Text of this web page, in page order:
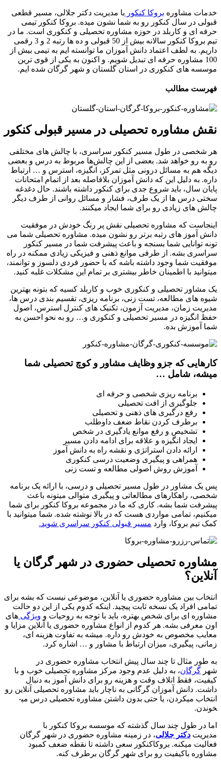
خدمات مشاوره بروکا کنکور با مدیریت دکتر جلالی، مسیر قطعی
قبولی در سال کنکور رو به شما نشون میده. بروکا کنکور تیمی
حرفه ای و کاربلد در حوزه مشاوره تحصیلی و کنکوری است. ما در
تیم بروکا کنکور سالانه بیش از 50 قبولی و ده ها رتبه 2 و 3 رقمی
داریم. به لطف اعتماد دانش آموزان ما توانسته ایم به تیمی بیش از
100 مشاوره حرفه ای تبدیل شویم. و اکنون به یکی از قوی ترین
موسسه های کنکوری در استان گلستان و شهر گرگان شده ایم.
فهرست مطالب
نقش مشاوره تحصیلی در مسیر قبولی کنکور
هر شخصی در طول مسیر کنکور سراسری، با چالش های مختلفی
رو به رو خواهد شد. بعضی از این چالش‌ها مربوط به درس و بعضی
دیگه هم به مسائل درونی مثل تمرکز، انگیزه، استرس و … ارتباط
داره. به دلیل این که دانش آموزان بلافاصله بعد از اتمام امتحانات
پایان سال، باید شروع جدی برای کنکور داشته باشند. حال دغدغه
سختی درس ها از یک طرف، فشار و مسائل روانی از طرف دیگر
چالش های زیادی رو برای شما ایجاد میکنند.
اینجاست که مشاوره تحصیلی نقش پر رنگ خودش در موفقیت
دانش آموز های رتبه برتر رو نشون میده. مشاوره تحصیلی شما می
تونه توانایی شما بسنجه و باعث پیشرفت شما در مسیر کنکور
سراسری بشه. از طرفی موانع ذهنی و فیزیکی زیادی ممکنه در راه
موفقیت شما وجود داشته باشه که با حضور فردی دلسوز و توانمند،
میتوانید با اطمینان خاطر بیشتری بر تمام این مشکلات غلبه کنید.
یک مشاور تحصیلی و کنکوری خوب و کاربلد کسیه که بتونه بهترین
شیوه ‌های مطالعه، تست ‌زنی، برنامه‌ ریزی، تقسیم ‌بندی درس ‌ها،
مدیریت زمان، مدیریت آزمون، تکنیک های کنترل استرس، اصول
حفظ انگیزه در مسیر تحصیلی و کنکوری و… رو به نحو احسن به
شما آموزش بده.
کارهایی که جزو وظایف مشاور و کوچ تحصیلی شما
میشه، شامل …
برنامه ریزی شخصی و حرفه­ ای
جلوگیری از افت تحصیلی
رفع درگیری ­های ذهنی و تحصیلی
برطرف کردن نقاط ضعف داوطلب
تشخیص و رفع موانع یادگیری در شخص
ایجاد انگیزه و علاقه برای ادامه دادن مسیر
ارائه دادن استراتژی و نقشه راه به دانش آموز
همراهی و پیگیری وضعیت درسی کنکوری
آموزش روش اصولی مطالعه و تست زنی
پس یک مشاور در طول مسیر تحصیلی و درسی، با ارائه یک برنامه
شخصی، راهکارهای مطالعاتی و پیگیری متوالی میتونه باعث
پیشرفت شما بشه. کاری که ما در مجموعه بروکا کنکور برای شما
میکنیم، تمامی مواردی هست که در بالا نوشته شده. شما میتوانید با
کمک تیم بروکا، وارد مسیر قبولی کنکور سراسری شوید.
مشاوره تحصیلی حضوری در شهر گرگان یا
آنلاین؟
انتخاب بین مشاوره حضوری یا آنلاین، موضوعی نیست که بشه برای
تمامی افراد یک نسخه ثابت پیچید. اینکه کدوم یکی از این دو حالت
مشاوره ای برای شخص بهتره، باید با توجه به روحیات و ویژگی های
اون معرفی بشه. هر کدوم از انواع مشاوره حضوری یا آنلاین مزایا و
معایب مخصوص به خودش رو داره. میشه به تفاوت هزینه ای،
زمانی، پیگیری، میزان ارتباط با مشاور و … اشاره کرد.
به طور مثال تا چند سال پیش انتخاب مشاوره حضوری در
شهر گرگان، به دلیل عدم وجود مرکز مشاوره تحصیلی خوب و با
کیفیت، فقط اتلاف وقت و هزینه رو برای دانش آموز به دنبال
داشت. دانش ­آموزان گرگانی به ناچار باید مشاوره تحصیلی آنلاین رو
انتخاب می­کردن، یا حتی بدون داشتن مشاوره تحصیلی درس می­
خوندن.
اما در طول چند سال گذشته که موسسه بروکا کنکور با
مدیریت دکتر جلالی، در زمینه مشاوره حضوری در شهر گرگان
فعالیت می­کنه. بروکاکنکور سعی داشته تا نقطه ضعف کمبود
مشاوره باکیفیت رو برای شهر گرگان برطرف کنه.